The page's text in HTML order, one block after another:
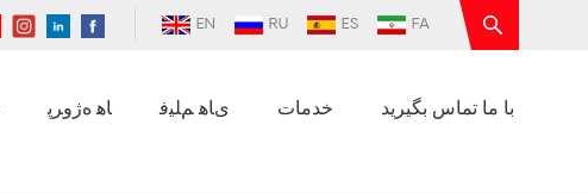
EN RU ES FA
ﺎﻫ ﻩﮊﻭﺮﭘ ﯼﺎﻫ ﻢﻠﯿﻓ خدمات با ما تماس بگیرید